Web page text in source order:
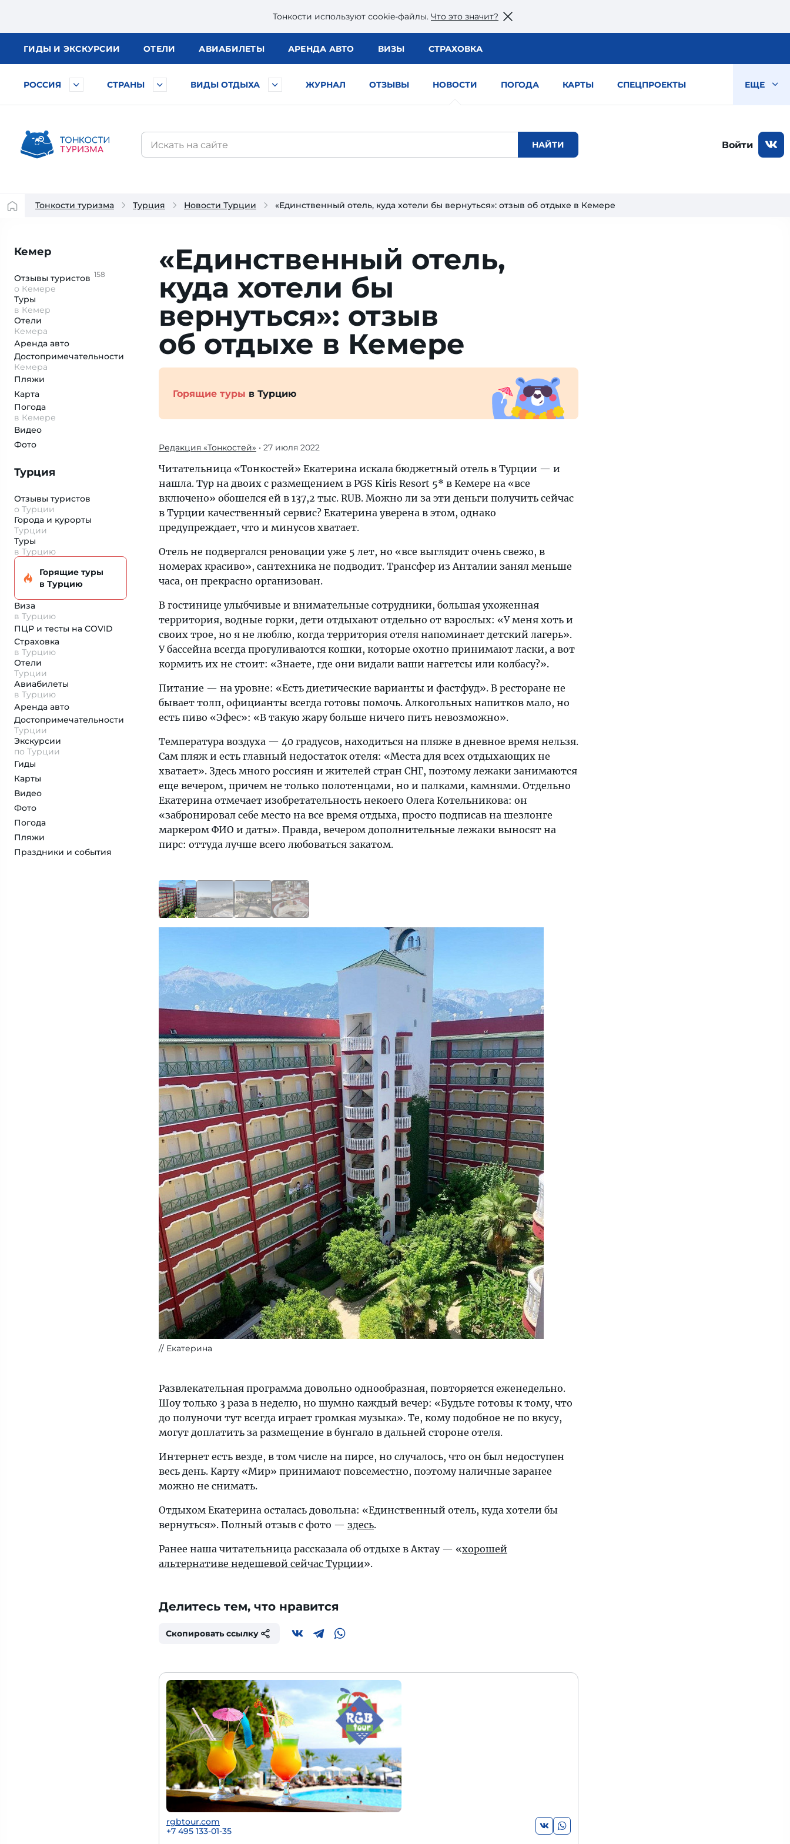
Тонкости используют сookie-файлы. Что это значит?
ГИДЫ И ЭКСКУРСИИ ОТЕЛИ АВИАБИЛЕТЫ АРЕНДА АВТО ВИЗЫ СТРАХОВКА
РОССИЯ СТРАНЫ ВИДЫ ОТДЫХА ЖУРНАЛ ОТЗЫВЫ НОВОСТИ ПОГОДА КАРТЫ СПЕЦПРОЕКТЫ ЕЩЕ
Войти
Тонкости туризма Турция Новости Турции «Единственный отель, куда хотели бы вернуться»: отзыв об отдыхе в Кемере
Кемер
Отзывы туристов 158
о Кемере
Туры
в Кемер
Отели
Кемера
Аренда авто
Достопримеча­тельности
Кемера
Пляжи
Карта
Погода
в Кемере
Видео
Фото
Турция
Отзывы туристов
о Турции
Города и курорты
Турции
Туры
в Турцию
Горящие туры
в Турцию
Виза
в Турцию
ПЦР и тесты на COVID
Страховка
в Турцию
Отели
Турции
Авиабилеты
в Турцию
Аренда авто
Достопримеча­тельности
Турции
Экскурсии
по Турции
Гиды
Карты
Видео
Фото
Погода
Пляжи
Праздники и события
«Единственный отель,
куда хотели бы
вернуться»: отзыв
об отдыхе в Кемере
Горящие туры в Турцию
Редакция «Тонкостей» • 27 июля 2022
Читательница «Тонкостей» Екатерина искала бюджетный отель в Турции — и
нашла. Тур на двоих с размещением в PGS Kiris Resort 5* в Кемере на «все
включено» обошелся ей в 137,2 тыс. RUB. Можно ли за эти деньги получить сейчас
в Турции качественный сервис? Екатерина уверена в этом, однако
предупреждает, что и минусов хватает.
Отель не подвергался реновации уже 5 лет, но «все выглядит очень свежо, в
номерах красиво», сантехника не подводит. Трансфер из Анталии занял меньше
часа, он прекрасно организован.
В гостинице улыбчивые и внимательные сотрудники, большая ухоженная
территория, водные горки, дети отдыхают отдельно от взрослых: «У меня хоть и
своих трое, но я не люблю, когда территория отеля напоминает детский лагерь».
У бассейна всегда прогуливаются кошки, которые охотно принимают ласки, а вот
кормить их не стоит: «Знаете, где они видали ваши наггетсы или колбасу?».
Питание — на уровне: «Есть диетические варианты и фастфуд». В ресторане не
бывает толп, официанты всегда готовы помочь. Алкогольных напитков мало, но
есть пиво «Эфес»: «В такую жару больше ничего пить невозможно».
Температура воздуха — 40 градусов, находиться на пляже в дневное время нельзя.
Сам пляж и есть главный недостаток отеля: «Места для всех отдыхающих не
хватает». Здесь много россиян и жителей стран СНГ, поэтому лежаки занимаются
еще вечером, причем не только полотенцами, но и палками, камнями. Отдельно
Екатерина отмечает изобретательность некоего Олега Котельникова: он
«забронировал себе место на все время отдыха, просто подписав на шезлонге
маркером ФИО и даты». Правда, вечером дополнительные лежаки выносят на
пирс: оттуда лучше всего любоваться закатом.
// Екатерина
Развлекательная программа довольно однообразная, повторяется еженедельно.
Шоу только 3 раза в неделю, но шумно каждый вечер: «Будьте готовы к тому, что
до полуночи тут всегда играет громкая музыка». Те, кому подобное не по вкусу,
могут доплатить за размещение в бунгало в дальней стороне отеля.
Интернет есть везде, в том числе на пирсе, но случалось, что он был недоступен
весь день. Карту «Мир» принимают повсеместно, поэтому наличные заранее
можно не снимать.
Отдыхом Екатерина осталась довольна: «Единственный отель, куда хотели бы
вернуться». Полный отзыв с фото — здесь.
Ранее наша читательница рассказала об отдыхе в Актау — «хорошей
альтернативе недешевой сейчас Турции».
Делитесь тем, что нравится
Скопировать ссылку
rgbtour.com
+7 495 133-01-35